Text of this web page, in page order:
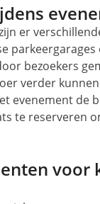
er
bezoekers
verder
evenement de
te reserveren
voor